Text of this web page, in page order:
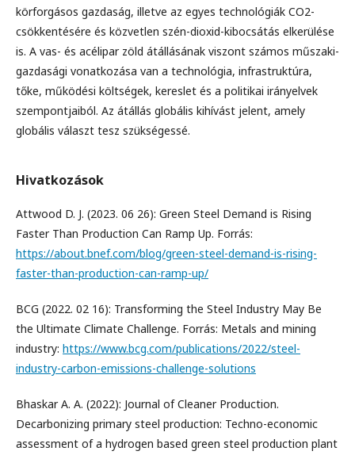
körforgásos gazdaság, illetve az egyes technológiák CO2-
csökkentésére és közvetlen szén-dioxid-kibocsátás elkerülése
is. A vas- és acélipar zöld átállásának viszont számos műszaki-
gazdasági vonatkozása van a technológia, infrastruktúra,
tőke, működési költségek, kereslet és a politikai irányelvek
szempontjaiból. Az átállás globális kihívást jelent, amely
globális választ tesz szükségessé.
Hivatkozások
Attwood D. J. (2023. 06 26): Green Steel Demand is Rising
Faster Than Production Can Ramp Up. Forrás:
https://about.bnef.com/blog/green-steel-demand-is-rising-
faster-than-production-can-ramp-up/
BCG (2022. 02 16): Transforming the Steel Industry May Be
the Ultimate Climate Challenge. Forrás: Metals and mining
industry: https://www.bcg.com/publications/2022/steel-
industry-carbon-emissions-challenge-solutions
Bhaskar A. A. (2022): Journal of Cleaner Production.
Decarbonizing primary steel production: Techno-economic
assessment of a hydrogen based green steel production plant